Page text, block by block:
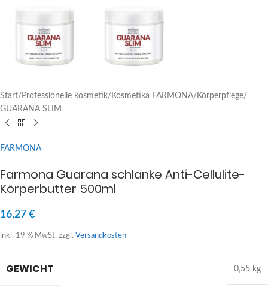
Start/ Professionelle kosmetik/ Kosmetika FARMONA/ Körperpflege/
GUARANA SLIM
FARMONA
Farmona Guarana schlanke Anti-Cellulite-
Körperbutter 500ml
16,27 €
inkl. 19 % MwSt. zzgl. Versandkosten
GEWICHT 0,55 kg